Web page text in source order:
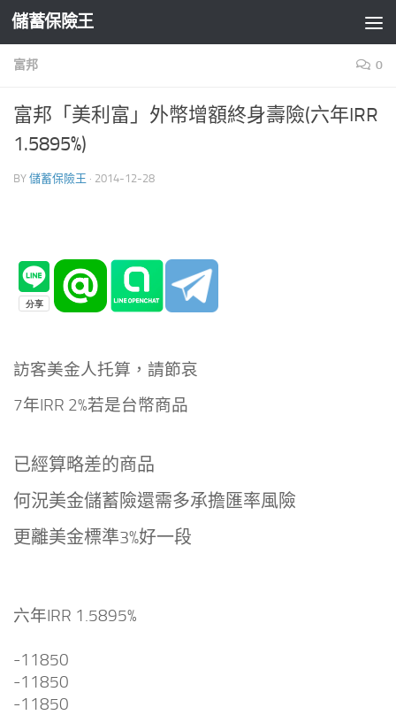
Skip to content
儲蓄保險王
富邦 0
富邦「美利富」外幣增額終身壽險(六年IRR
1.5895%)
BY 儲蓄保險王 · 2014-12-28
訪客美金人托算， 請節哀
7年IRR 2%若是台幣商品
已經算略差的商品
何況美金儲蓄險還需多承擔匯率風險
更離美金標準3%好一段
六年IRR 1.5895%
-11850
-11850
-11850